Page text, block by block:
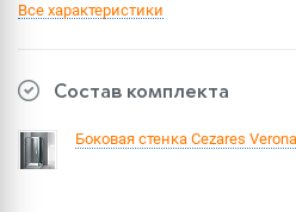
Все характеристики
Состав комплекта
Боковая стенка Cezares